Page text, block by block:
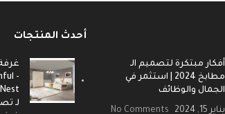
أفكار مبتكرة لتصميم الـ
مطابخ 2024 | استثمر في
الجمال والوظائف
يناير 15, 2024 No Comments
أحدث المنتجات
لـ